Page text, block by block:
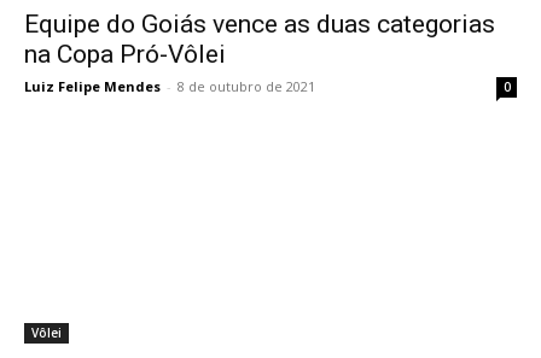
Equipe do Goiás vence as duas categorias
na Copa Pró-Vôlei
Luiz Felipe Mendes - 8 de outubro de 2021 0
Vôlei